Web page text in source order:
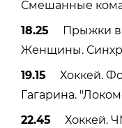
Смешанные
18.25 Прыжки в
Женщины.
19.15 Хоккей.
Гагарина.
22.45 Хоккей.